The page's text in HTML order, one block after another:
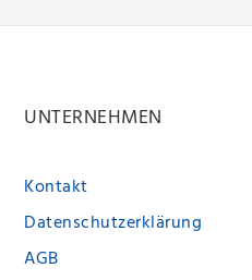
UNTERNEHMEN
Kontakt
Datenschutzerklärung
AGB